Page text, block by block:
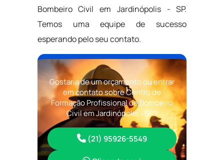
Bombeiro Civil em Jardinópolis - SP.
Temos uma equipe de sucesso
esperando pelo seu contato.
Gostaria de um orçamento ou entrar
em contato sobre Centro de
Formação Profissional de Bombeiro
Civil em Jardinópolis - SP?
(21) 95926-5549